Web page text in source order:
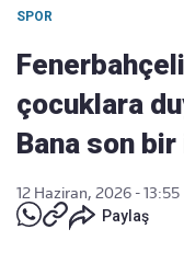
SPOR
çocuklara
Bana son
12 Haziran, 2026 - 13:55
Paylaş